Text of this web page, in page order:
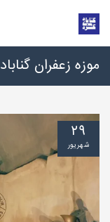
موزه زعفران گناباد
۲۹
شهریور